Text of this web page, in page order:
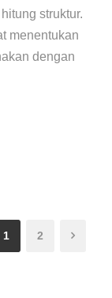
struktur.
menentukan
dengan
1 2